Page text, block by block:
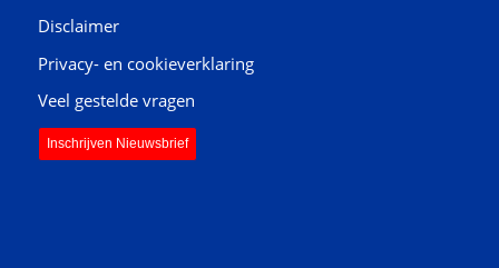
Disclaimer
Privacy- en cookieverklaring
Veel gestelde vragen
Inschrijven Nieuwsbrief